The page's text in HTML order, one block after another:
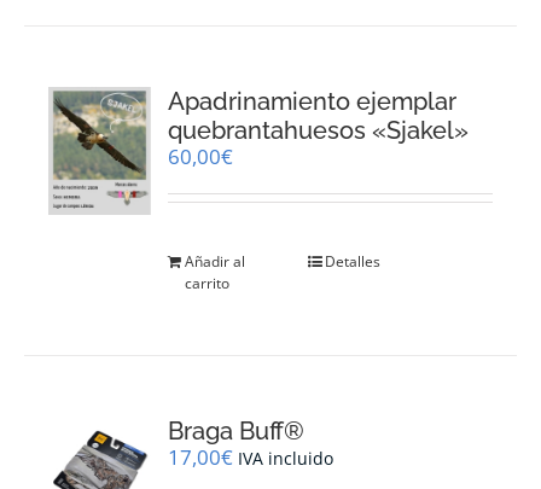
Apadrinamiento ejemplar
quebrantahuesos «Sjakel»
60,00€
Añadir al
carrito
Detalles
Braga Buff®
17,00€ IVA incluido